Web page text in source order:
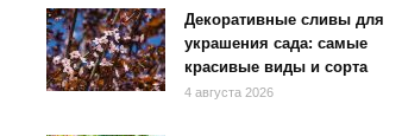
Декоративные сливы для
украшения сада: самые
красивые виды и сорта
4 августа 2026